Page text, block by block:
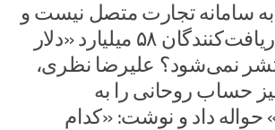
سامانه تجارت متصل نیست و
چرا فهرست دریافت‌کنندگان ۵۸ میلیارد «دلار
نمی‌شود؟ علیرضا نظری،
حساب روحانی را به
حواله داد و نوشت: «کدام